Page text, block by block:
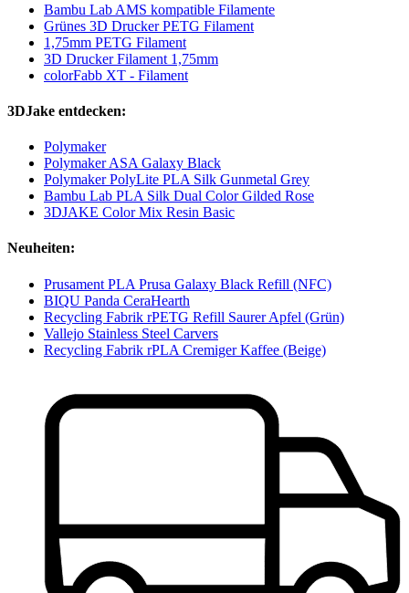
Bambu Lab AMS kompatible Filamente
Grünes 3D Drucker PETG Filament
1,75mm PETG Filament
3D Drucker Filament 1,75mm
colorFabb XT - Filament
3DJake entdecken:
Polymaker
Polymaker ASA Galaxy Black
Polymaker PolyLite PLA Silk Gunmetal Grey
Bambu Lab PLA Silk Dual Color Gilded Rose
3DJAKE Color Mix Resin Basic
Neuheiten:
Prusament PLA Prusa Galaxy Black Refill (NFC)
BIQU Panda CeraHearth
Recycling Fabrik rPETG Refill Saurer Apfel (Grün)
Vallejo Stainless Steel Carvers
Recycling Fabrik rPLA Cremiger Kaffee (Beige)